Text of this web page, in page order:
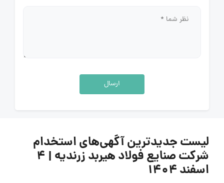
ارسال
لیست جدیدترین آگهی‌های استخدام
شرکت صنایع فولاد هیربد زرندیه | ۴
اسفند ۱۴۰۴